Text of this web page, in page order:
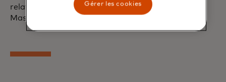
relation de longue date entre
Mastercard et Paysend.
Gérer les cookies